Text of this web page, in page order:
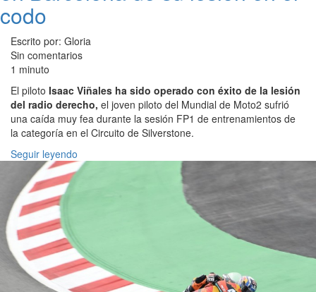
codo
Escrito por: Gloria
Sin comentarios
1 minuto
El piloto Isaac Viñales ha sido operado con éxito de la lesión
del radio derecho, el joven piloto del Mundial de Moto2 sufrió
una caída muy fea durante la sesión FP1 de entrenamientos de
la categoría en el Circuito de Silverstone.
Seguir leyendo